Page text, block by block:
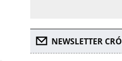
NEWSLETTER